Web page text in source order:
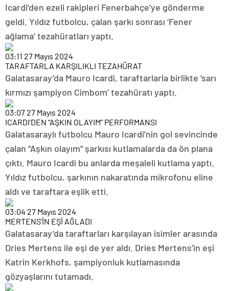
Icardi’den ezeli rakipleri Fenerbahçe’ye gönderme
geldi. Yıldız futbolcu, çalan şarkı sonrası ‘Fener
ağlama’ tezahüratları yaptı.
03:11 27 Mayıs 2024
TARAFTARLA KARŞILIKLI TEZAHÜRAT
Galatasaray’da Mauro Icardi, taraftarlarla birlikte ‘sarı
kırmızı şampiyon Cimbom’ tezahüratı yaptı.
03:07 27 Mayıs 2024
ICARDI’DEN “AŞKIN OLAYIM” PERFORMANSI
Galatasaraylı futbolcu Mauro Icardi’nin gol sevincinde
çalan “Aşkın olayım” şarkısı kutlamalarda da ön plana
çıktı. Mauro Icardi bu anlarda meşaleli kutlama yaptı.
Yıldız futbolcu, şarkının nakaratında mikrofonu eline
aldı ve taraftara eşlik etti.
03:04 27 Mayıs 2024
MERTENS’İN EŞİ AĞLADI
Galatasaray’da taraftarları karşılayan isimler arasında
Dries Mertens ile eşi de yer aldı. Dries Mertens’in eşi
Katrin Kerkhofs, şampiyonluk kutlamasında
gözyaşlarını tutamadı.